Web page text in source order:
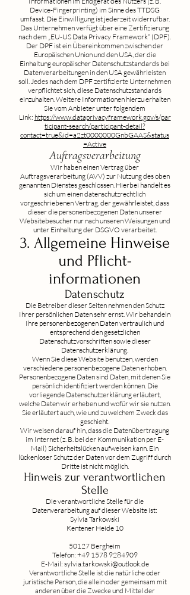
Device-Fingerprinting) im Sinne des TTDSG
umfasst. Die Einwilligung ist jederzeit widerrufbar.
Das Unternehmen verfügt über eine Zertifizierung
nach dem „EU-US Data Privacy Framework“ (DPF).
Der DPF ist ein Übereinkommen zwischen der
Europäischen Union und den USA, der die
Einhaltung europäischer Datenschutzstandards bei
Datenverarbeitungen in den USA gewährleisten
soll. Jedes nach dem DPF zertifizierte Unternehmen
verpflichtet sich, diese Datenschutzstandards
einzuhalten. Weitere Informationen hierzu erhalten
Sie vom Anbieter unter folgendem
Link: https://www.dataprivacyframework.gov/s/par
ticipant-search/participant-detail?
contact=true&id=a2zt0000000GnbGAAS&status
=Active
Auftragsverarbeitung
Wir haben einen Vertrag über
Auftragsverarbeitung (AVV) zur Nutzung des oben
genannten Dienstes geschlossen. Hierbei handelt es
sich um einen datenschutzrechtlich
vorgeschriebenen Vertrag, der gewährleistet, dass
dieser die personenbezogenen Daten unserer
Websitebesucher nur nach unseren Weisungen und
unter Einhaltung der DSGVO verarbeitet.
3. Allgemeine Hinweise
und Pflicht­
informationen
Datenschutz
Die Betreiber dieser Seiten nehmen den Schutz
Ihrer persönlichen Daten sehr ernst. Wir behandeln
Ihre personenbezogenen Daten vertraulich und
entsprechend den gesetzlichen
Datenschutzvorschriften sowie dieser
Datenschutzerklärung.
Wenn Sie diese Website benutzen, werden
verschiedene personenbezogene Daten erhoben.
Personenbezogene Daten sind Daten, mit denen Sie
persönlich identifiziert werden können. Die
vorliegende Datenschutzerklärung erläutert,
welche Daten wir erheben und wofür wir sie nutzen.
Sie erläutert auch, wie und zu welchem Zweck das
geschieht.
Wir weisen darauf hin, dass die Datenübertragung
im Internet (z. B. bei der Kommunikation per E-
Mail) Sicherheitslücken aufweisen kann. Ein
lückenloser Schutz der Daten vor dem Zugriff durch
Dritte ist nicht möglich.
Hinweis zur verantwortlichen
Stelle
Die verantwortliche Stelle für die
Datenverarbeitung auf dieser Website ist:
Sylvia Tarkowski
Kentener Heide 10
50127 Bergheim
Telefon: +49 1578 9284909
E-Mail: sylvia.tarkowski@outlook.de
Verantwortliche Stelle ist die natürliche oder
juristische Person, die allein oder gemeinsam mit
anderen über die Zwecke und Mittel der